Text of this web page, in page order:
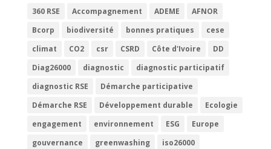
360 RSE Accompagnement ADEME
AFNOR
Bcorp
biodiversité bonnes pratiques
cese
climat
CO2 csr CSRD Côte d'Ivoire
DD
Diag26000
diagnostic
diagnostic participatif
diagnostic RSE
Démarche participative
Démarche RSE
Développement durable
Ecologie
engagement
environnement ESG
Europe
gouvernance
greenwashing
iso26000